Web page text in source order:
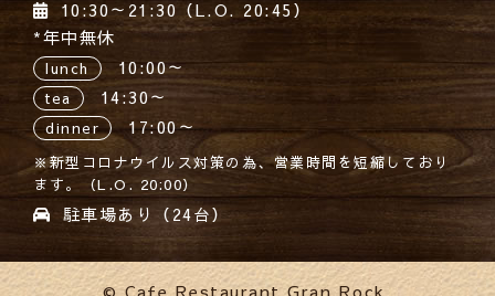
10:30～21:30（L.O. 20:45）
*年中無休
lunch 10:00～
tea 14:30～
dinner 17:00～
※新型コロナウイルス対策の為、営業時間を短縮しており
ます。（L.O. 20:00）
駐車場あり（24台）
© Cafe Restaurant Gran Rock.